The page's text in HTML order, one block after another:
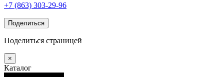
+7 (863) 303-29-96
Поделиться
Поделиться страницей
×
Каталог